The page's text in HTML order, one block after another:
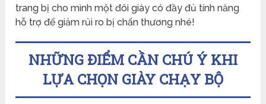
trang bị cho mình một đôi giày có đầy đủ tính năng
hỗ trợ để giảm rủi ro bị chấn thương nhé!
NHỮNG ĐIỂM CẦN CHÚ Ý KHI
LỰA CHỌN GIÀY CHẠY BỘ